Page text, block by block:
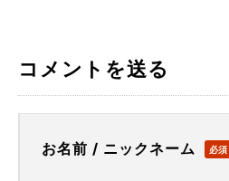
コメントを送る
お名前 / ニックネーム 必須